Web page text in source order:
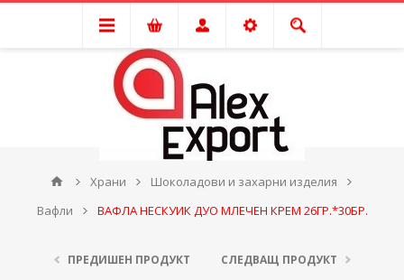
Храни
Шоколадови и захарни изделия
Вафли
ВАФЛА НЕСКУИК ДУО МЛЕЧЕН КРЕМ 26ГР.*30БР.
ПРЕДИШЕН ПРОДУКТ СЛЕДВАЩ ПРОДУКТ